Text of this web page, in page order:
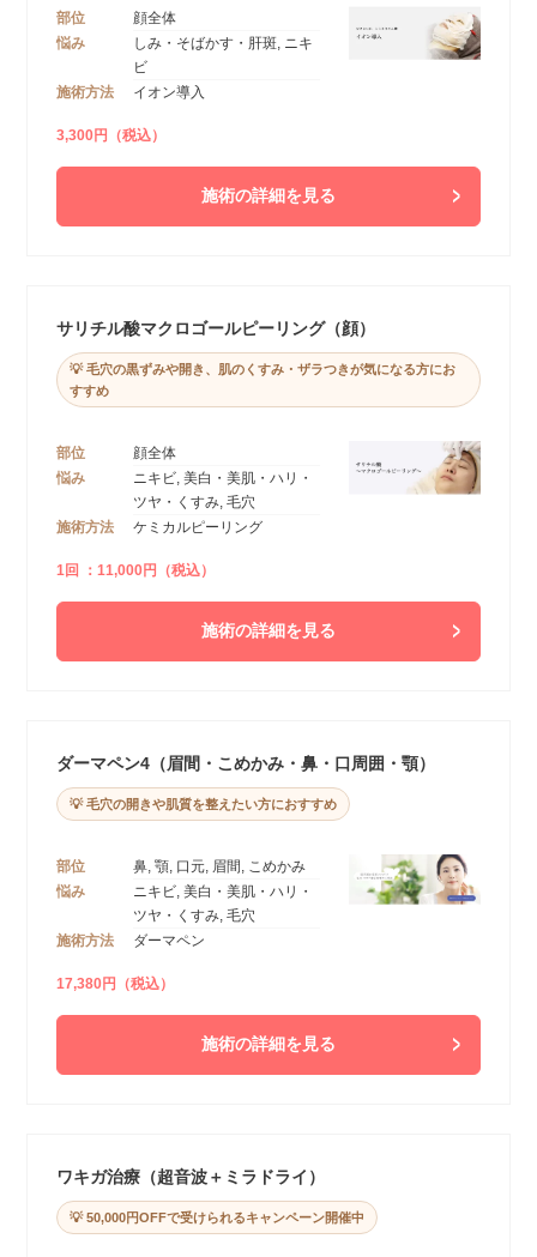
部位
顔全体
悩み
しみ・そばかす・肝斑, ニキ
ビ
施術方法
イオン導入
3,300円（税込）
施術の詳細を見る
サリチル酸マクロゴールピーリング（顔）
💡 毛穴の黒ずみや開き、肌のくすみ・ザラつきが気になる方にお
すすめ
部位
顔全体
悩み
ニキビ, 美白・美肌・ハリ・
ツヤ・くすみ, 毛穴
施術方法
ケミカルピーリング
1回 ：11,000円（税込）
施術の詳細を見る
ダーマペン4（眉間・こめかみ・鼻・口周囲・顎）
💡 毛穴の開きや肌質を整えたい方におすすめ
部位
鼻, 顎, 口元, 眉間, こめかみ
悩み
ニキビ, 美白・美肌・ハリ・
ツヤ・くすみ, 毛穴
施術方法
ダーマペン
17,380円（税込）
施術の詳細を見る
ワキガ治療（超音波＋ミラドライ）
💡 50,000円OFFで受けられるキャンペーン開催中